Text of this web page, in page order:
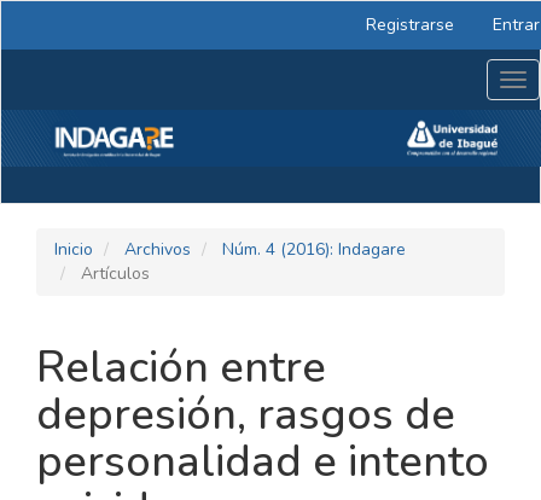
lateral
Registrarse Entrar
Inicio Archivos
Núm. 4 (2016): Indagare
Artículos
Relación entre
depresión, rasgos de
personalidad e intento